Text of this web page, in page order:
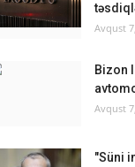
Avqust
Bizon
Avqust
"Süni